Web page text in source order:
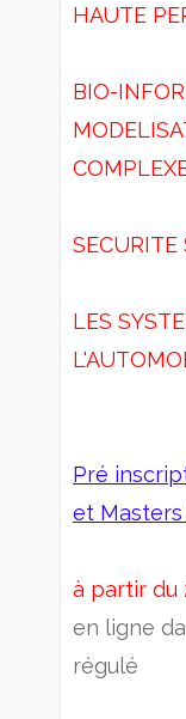
HAUTE
BIO-
SECURITE
LES
Pré
et
à partir du
en ligne
régulé